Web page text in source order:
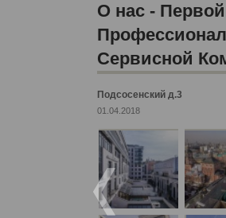
О нас - Первой
Сервисной
Подсосенский д.3
01.04.2018